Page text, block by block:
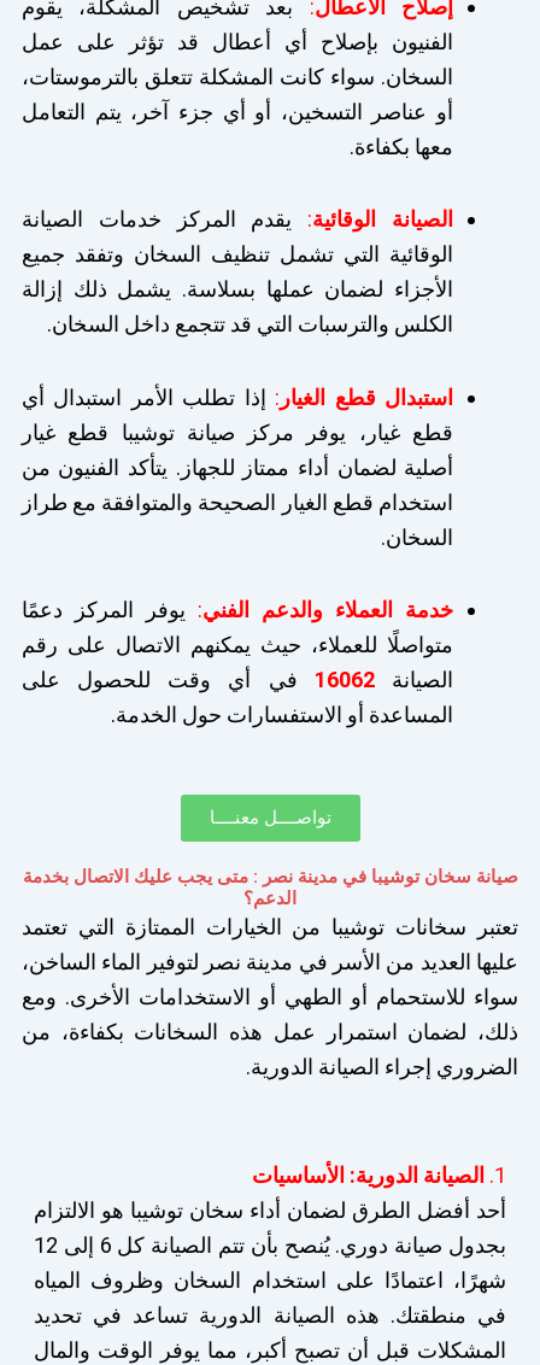
إصلاح الأعطال: بعد تشخيص المشكلة، يقوم
الفنيون بإصلاح أي أعطال قد تؤثر على عمل
السخان. سواء كانت المشكلة تتعلق بالترموستات،
أو عناصر التسخين، أو أي جزء آخر، يتم التعامل
معها بكفاءة.
الصيانة الوقائية: يقدم المركز خدمات الصيانة
الوقائية التي تشمل تنظيف السخان وتفقد جميع
الأجزاء لضمان عملها بسلاسة. يشمل ذلك إزالة
الكلس والترسبات التي قد تتجمع داخل السخان.
استبدال قطع الغيار : إذا تطلب الأمر استبدال أي
قطع غيار، يوفر مركز صيانة توشيبا قطع غيار
أصلية لضمان أداء ممتاز للجهاز. يتأكد الفنيون من
استخدام قطع الغيار الصحيحة والمتوافقة مع طراز
السخان.
خدمة العملاء والدعم الفني: يوفر المركز دعمًا
متواصلًا للعملاء، حيث يمكنهم الاتصال على رقم
الصيانة16062
في أي وقت للحصول على
المساعدة أو الاستفسارات حول الخدمة.
تواصــــل معنــــا
صيانة سخان توشيبا في مدينة نصر : متى يجب عليك الاتصال بخدمة
الدعم؟
تعتبر سخانات توشيبا من الخيارات الممتازة التي تعتمد
عليها العديد من الأسر في مدينة نصر لتوفير الماء الساخن،
سواء للاستحمام أو الطهي أو الاستخدامات الأخرى. ومع
ذلك، لضمان استمرار عمل هذه السخانات بكفاءة، من
الضروري إجراء الصيانة الدورية.
1.
الصيانة الدورية: الأساسيات
أحد أفضل الطرق لضمان أداء سخان توشيبا هو الالتزام
بجدول صيانة دوري. يُنصح بأن تتم الصيانة كل 6 إلى 12
شهرًا، اعتمادًا على استخدام السخان وظروف المياه
في منطقتك. هذه الصيانة الدورية تساعد في تحديد
المشكلات قبل أن تصبح أكبر، مما يوفر الوقت والمال